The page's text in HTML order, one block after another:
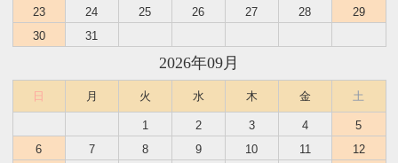
23
24 25 26 27 28
29
30
31
2026年09月
日 月 火 水 木 金 土
1 2 3 4
5
6
7 8 9 10 11 12